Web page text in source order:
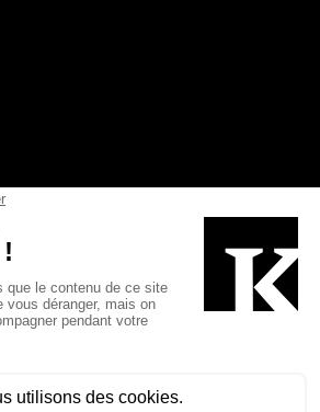
Kollectif
de Kollectif
de Kollectif
1
1
v2com-1